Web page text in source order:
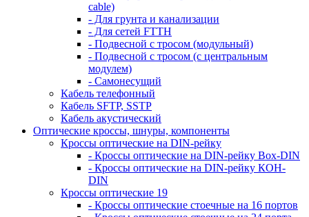
cable)
- Для грунта и канализации
- Для сетей FTTH
- Подвесной с тросом (модульный)
- Подвесной с тросом (с центральным
модулем)
- Самонесущий
Кабель телефонный
Кабель SFTP, SSTP
Кабель акустический
Оптические кроссы, шнуры, компоненты
Кроссы оптические на DIN-рейку
- Кроссы оптические на DIN-рейку Box-DIN
- Кроссы оптические на DIN-рейку КОН-
DIN
Кроссы оптические 19
- Кроссы оптические стоечные на 16 портов